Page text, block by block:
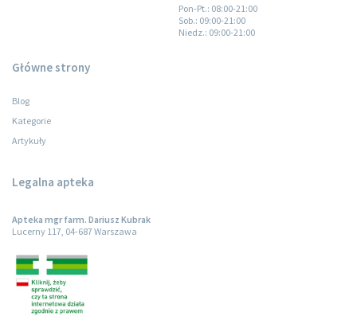
Pon-Pt.: 08:00-21:00
Sob.: 09:00-21:00
Niedz.: 09:00-21:00
Główne strony
Blog
Kategorie
Artykuły
Legalna apteka
Apteka mgr farm. Dariusz Kubrak
Lucerny 117, 04-687 Warszawa